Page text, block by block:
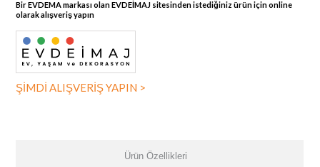
Bir EVDEMA markası olan EVDEİMAJ sitesinden istediğiniz ürün için online
olarak alışveriş yapın
ŞİMDİ ALIŞVERİŞ YAPIN >
Ürün Özellikleri